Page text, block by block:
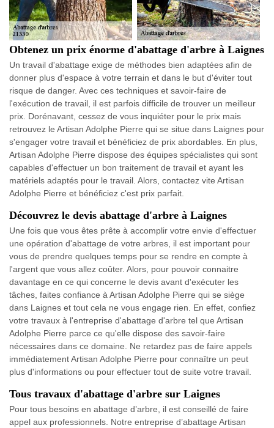
Obtenez un prix énorme d'abattage d'arbre à Laignes
Un travail d'abattage exige de méthodes bien adaptées afin de
donner plus d'espace à votre terrain et dans le but d'éviter tout
risque de danger. Avec ces techniques et savoir-faire de
l'exécution de travail, il est parfois difficile de trouver un meilleur
prix. Dorénavant, cessez de vous inquiéter pour le prix mais
retrouvez le Artisan Adolphe Pierre qui se situe dans Laignes pour
s'engager votre travail et bénéficiez de prix abordables. En plus,
Artisan Adolphe Pierre dispose des équipes spécialistes qui sont
capables d'effectuer un bon traitement de travail et ayant les
matériels adaptés pour le travail. Alors, contactez vite Artisan
Adolphe Pierre et bénéficiez c'est prix parfait.
Découvrez le devis abattage d'arbre à Laignes
Une fois que vous êtes prête à accomplir votre envie d'effectuer
une opération d'abattage de votre arbres, il est important pour
vous de prendre quelques temps pour se rendre en compte à
l'argent que vous allez coûter. Alors, pour pouvoir connaitre
davantage en ce qui concerne le devis avant d'exécuter les
tâches, faites confiance à Artisan Adolphe Pierre qui se siège
dans Laignes et tout cela ne vous engage rien. En effet, confiez
votre travaux à l'entreprise d'abattage d'arbre tel que Artisan
Adolphe Pierre parce ce qu'elle dispose des savoir-faire
nécessaires dans ce domaine. Ne retardez pas de faire appels
immédiatement Artisan Adolphe Pierre pour connaître un peut
plus d'informations ou pour effectuer tout de suite votre travail.
Tous travaux d'abattage d'arbre sur Laignes
Pour tous besoins en abattage d’arbre, il est conseillé de faire
appel aux professionnels. Notre entreprise d’abattage Artisan